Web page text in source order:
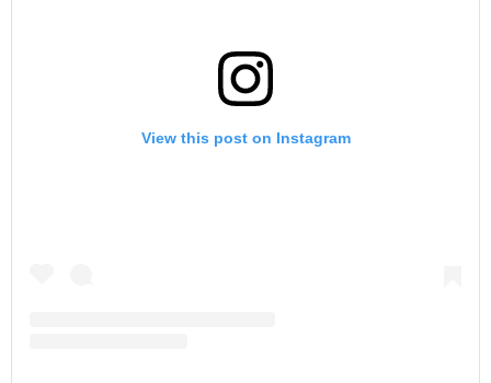
View this post on Instagram